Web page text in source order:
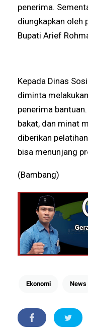
penerima.
diungkapkan oleh
Bupati Arief
Kepada Dinas
diminta
penerima
bakat, dan minat
diberikan
bisa menunjang
(Bambang)
Ekonomi News